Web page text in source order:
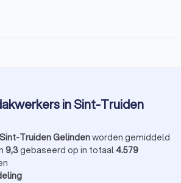
in Sint-Truiden
Sint-Truiden Gelindenworden gemiddeld
9,3gebaseerd op in totaal4.579